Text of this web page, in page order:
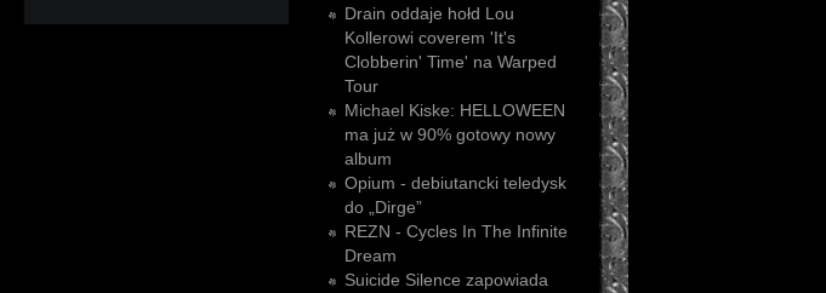
Drain oddaje hołd Lou
Kollerowi coverem 'It's
Clobberin' Time' na Warped
Tour
Michael Kiske: HELLOWEEN
ma już w 90% gotowy nowy
album
Opium - debiutancki teledysk
do „Dirge”
REZN - Cycles In The Infinite
Dream
Suicide Silence zapowiada